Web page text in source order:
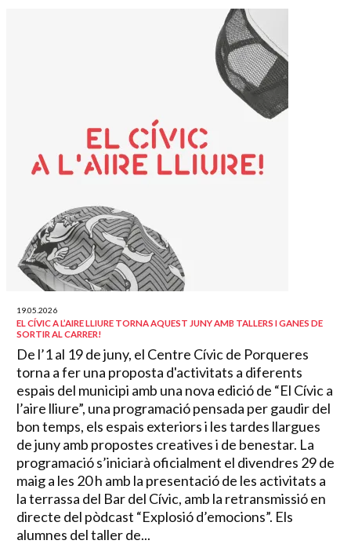
19.05.2026
EL CÍVIC A L’AIRE LLIURE TORNA AQUEST JUNY AMB TALLERS I GANES DE
SORTIR AL CARRER!
De l’1 al 19 de juny, el Centre Cívic de Porqueres
torna a fer una proposta d'activitats a diferents
espais del municipi amb una nova edició de “El Cívic a
l’aire lliure”, una programació pensada per gaudir del
bon temps, els espais exteriors i les tardes llargues
de juny amb propostes creatives i de benestar. La
programació s’iniciarà oficialment el divendres 29 de
maig a les 20 h amb la presentació de les activitats a
la terrassa del Bar del Cívic, amb la retransmissió en
directe del pòdcast “Explosió d’emocions”. Els
alumnes del taller de...